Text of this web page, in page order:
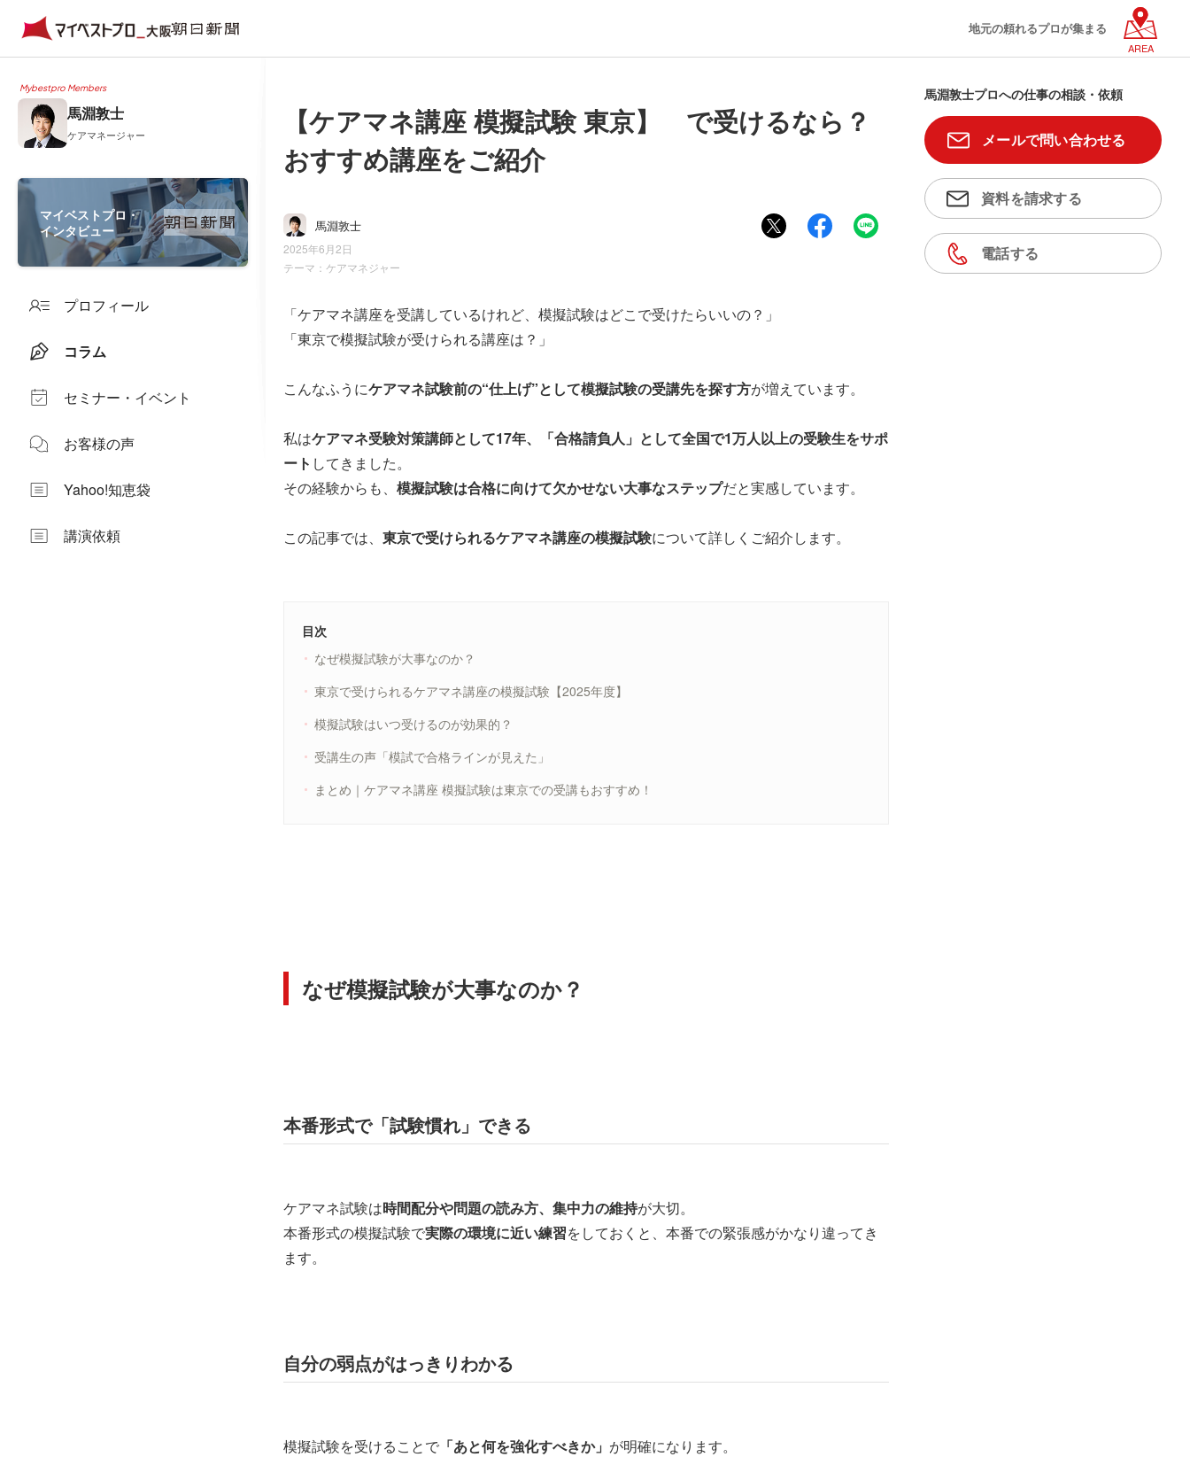
地元の頼れるプロが集まる
AREA
Mybestpro Members
馬淵敦士
ケアマネージャー
マイベストプロ・
インタビュー
プロフィール
コラム
セミナー・イベント
お客様の声
Yahoo!知恵袋
講演依頼
【ケアマネ講座 模擬試験 東京】 で受けるなら？
おすすめ講座をご紹介
馬淵敦士
2025年6月2日
テーマ： ケアマネジャー
「ケアマネ講座を受講しているけれど、模擬試験はどこで受けたらいいの？」
「東京で模擬試験が受けられる講座は？」
こんなふうにケアマネ試験前の“仕上げ”として模擬試験の受講先を探す方が増えています。
私はケアマネ受験対策講師として17年、「合格請負人」として全国で1万人以上の受験生をサポ
ート してきました。
その経験からも、 模擬試験は合格に向けて欠かせない大事なステップだと実感しています。
この記事では、 東京で受けられるケアマネ講座の模擬試験について詳しくご紹介します。
目次
なぜ模擬試験が大事なのか？
東京で受けられるケアマネ講座の模擬試験【2025年度】
模擬試験はいつ受けるのが効果的？
受講生の声「模試で合格ラインが見えた」
まとめ｜ケアマネ講座 模擬試験は東京での受講もおすすめ！
なぜ模擬試験が大事なのか？
本番形式で「試験慣れ」できる
ケアマネ試験は時間配分や問題の読み方、集中力の維持が大切。
本番形式の模擬試験で実際の環境に近い練習をしておくと、本番での緊張感がかなり違ってき
ます。
自分の弱点がはっきりわかる
模擬試験を受けることで 「あと何を強化すべきか」 が明確になります。
馬淵敦士プロへの仕事の相談・依頼
メールで問い合わせる
資料を請求する
電話する